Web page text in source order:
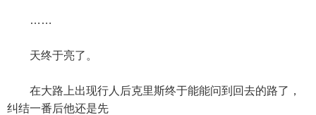
……
天终于亮了。
在大路上出现行人后克里斯终于能能问到回去的路了，
纠结一番后他还是先